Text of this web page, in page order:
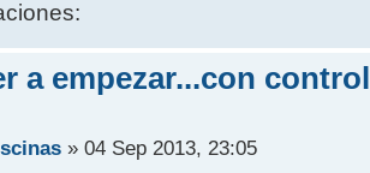
a empezar...con
» 04 Sep 2013, 23:05